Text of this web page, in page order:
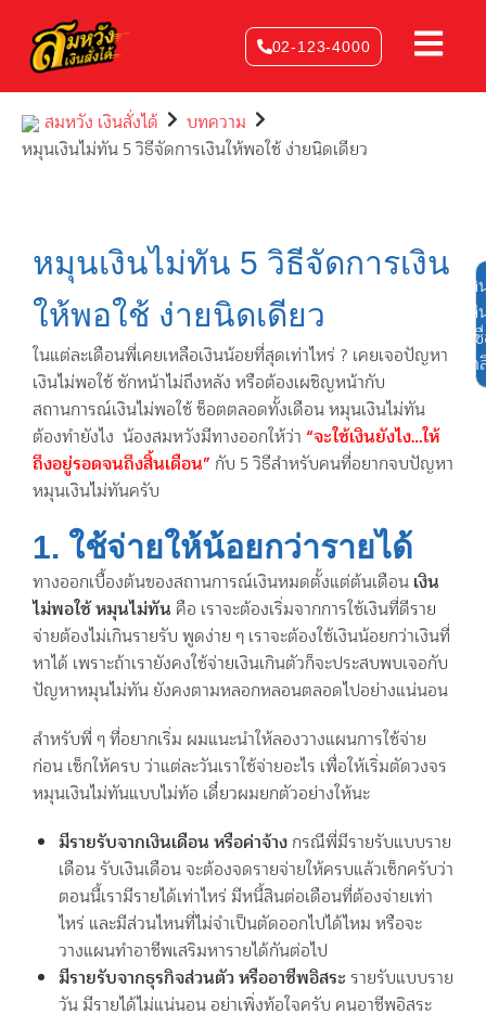
content
02-123-4000
สมหวัง เงินสั่งได้
บทความ
หมุนเงินไม่ทัน 5 วิธีจัดการเงินให้พอใช้ ง่ายนิดเดียว
หมุนเงินไม่ทัน 5 วิธีจัดการเงิน
ให้พอใช้ ง่ายนิดเดียว
ในแต่ละเดือนพี่เคยเหลือเงินน้อยที่สุดเท่าไหร่ ? เคยเจอปัญหา
เงินไม่พอใช้ ชักหน้าไม่ถึงหลัง หรือต้องเผชิญหน้ากับ
สถานการณ์เงินไม่พอใช้ ช็อตตลอดทั้งเดือน หมุนเงินไม่ทัน
ต้องทำยังไง น้องสมหวังมีทางออกให้ว่า “จะใช้เงินยังไง…ให้
ถึงอยู่รอดจนถึงสิ้นเดือน” กับ 5 วิธีสำหรับคนที่อยากจบปัญหา
หมุนเงินไม่ทันครับ
1. ใช้จ่ายให้น้อยกว่ารายได้
ทางออกเบื้องต้นของสถานการณ์เงินหมดตั้งแต่ต้นเดือน เงิน
ไม่พอใช้ หมุนไม่ทัน คือ เราจะต้องเริ่มจากการใช้เงินที่ดีราย
จ่ายต้องไม่เกินรายรับ พูดง่าย ๆ เราจะต้องใช้เงินน้อยกว่าเงินที่
หาได้ เพราะถ้าเรายังคงใช้จ่ายเงินเกินตัวก็จะประสบพบเจอกับ
ปัญหาหมุนไม่ทัน ยังคงตามหลอกหลอนตลอดไปอย่างแน่นอน
สำหรับพี่ ๆ ที่อยากเริ่ม ผมแนะนำให้ลองวางแผนการใช้จ่าย
ก่อน เช็กให้ครบ ว่าแต่ละวันเราใช้จ่ายอะไร เพื่อให้เริ่มตัดวงจร
หมุนเงินไม่ทันแบบไม่ท้อ เดี๋ยวผมยกตัวอย่างให้นะ
มีรายรับจากเงินเดือน หรือค่าจ้าง กรณีพี่มีรายรับแบบราย
เดือน รับเงินเดือน จะต้องจดรายจ่ายให้ครบแล้วเช็กครับว่า
ตอนนี้เรามีรายได้เท่าไหร่ มีหนี้สินต่อเดือนที่ต้องจ่ายเท่า
ไหร่ และมีส่วนไหนที่ไม่จำเป็นตัดออกไปได้ไหม หรือจะ
วางแผนทำอาชีพเสริมหารายได้กันต่อไป
มีรายรับจากธุรกิจส่วนตัว หรืออาชีพอิสระ รายรับแบบราย
วัน มีรายได้ไม่แน่นอน อย่าเพิ่งท้อใจครับ คนอาชีพอิสระ
เ